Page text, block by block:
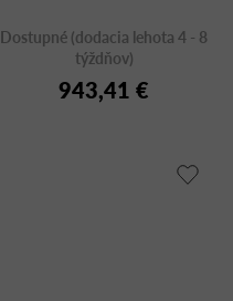
Dostupné (dodacia lehota 4 - 8
týždňov)
943,41 €